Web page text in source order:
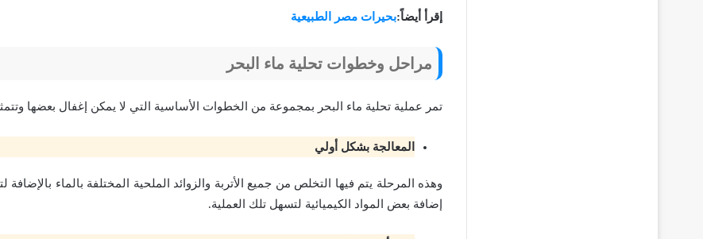
إقرأ أيضاً:بحيرات مصر الطبيعية
مراحل وخطوات تحلية ماء البحر
تمر عملية تحلية ماء البحر بمجموعة من الخطوات الأساسية التي لا يمكن إغفال بعضها
المعالجة بشكل أولي
وهذه المرحلة يتم فيها التخلص من جميع الأتربة والزوائد الملحية المختلفة بالماء بالإضافة
إضافة بعض المواد الكيميائية لتسهل تلك العملية.